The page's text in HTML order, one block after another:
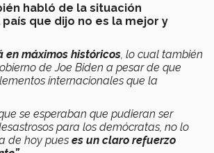
habló de la situación
que dijo no es la mejor y
en máximos históricos , lo cual también
de Joe Biden a pesar de que
internacionales que la
se esperaban que pudieran ser
para los demócratas, no lo
de hoy pues es un claro refuerzo